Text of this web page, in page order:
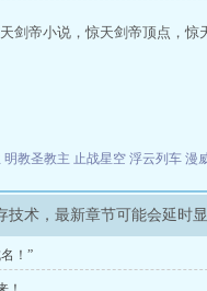
剑帝小说，惊天剑帝顶点，惊
明教圣教主 止战星空 浮云列车 漫
技术，最新章节可能会延时
！”